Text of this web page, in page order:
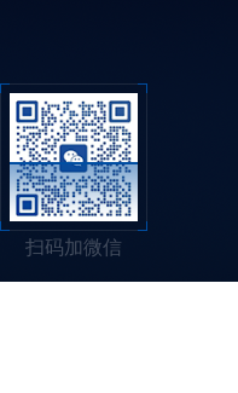
扫码加微信